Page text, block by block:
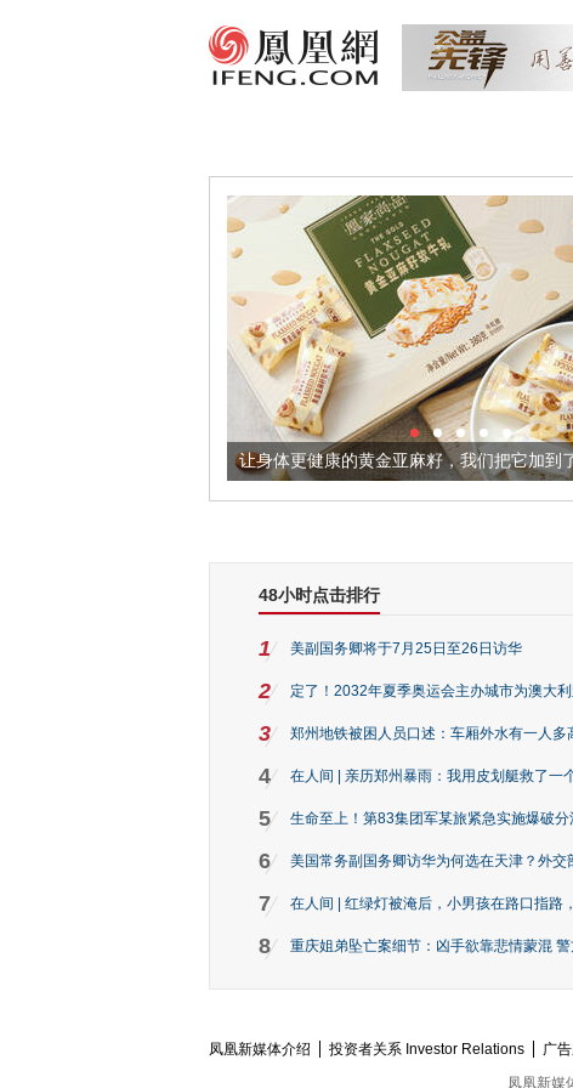
让身体更健康的黄金亚麻籽，我们把它加到
48小时点击排行
1 美副国务卿将于7月25日至26日访华
2 定了！2032年夏季奥运会主办城市为澳大
3 郑州地铁被困人员口述：车厢外水有一人多
4 在人间 | 亲历郑州暴雨：我用皮划艇救了一
5 生命至上！第83集团军某旅紧急实施爆破分
6 美国常务副国务卿访华为何选在天津？外交
7 在人间 | 红绿灯被淹后，小男孩在路口指路
8 重庆姐弟坠亡案细节：凶手欲靠悲情蒙混
凤凰新媒体介绍 投资者关系 Investor Relations 广
凤凰新媒